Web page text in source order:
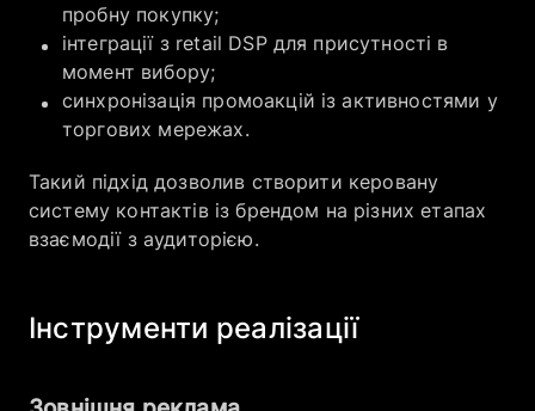
пробну покупку;
інтеграції з retail DSP для присутності в
момент вибору;
синхронізація промоакцій із активностями у
торгових мережах.
Такий підхід дозволив створити керовану
систему контактів із брендом на різних етапах
взаємодії з аудиторією.
Інструменти реалізації